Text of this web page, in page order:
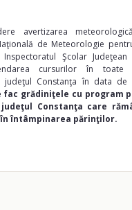
avertizarea
de Meteorologie
Şcolar
cursurilor în toate
judeţul Constanţa în data de
fac grădiniţele cu program
Constanţa care
întâmpinarea părinţilor.